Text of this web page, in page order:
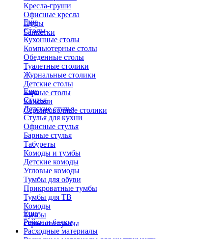
Кресла-груши
Офисные кресла
Пуфы
Банкетки
Еще
Столы
Кухонные столы
Компьютерные столы
Обеденные столы
Туалетные столики
Журнальные столики
​Детские столы
Барные столы
Консоли
Сервировочные столики
Еще
Стулья
Детские стулья
Стулья для кухни
Офисные стулья
Барные стулья
Табуреты
Комоды и тумбы
Детские комоды
Угловые комоды
Тумбы для обуви
Прикроватные тумбы
Тумбы для ТВ
Комоды
Тумбы
Офисные тумбы
Еще
Рейки и балки
Расходные материалы